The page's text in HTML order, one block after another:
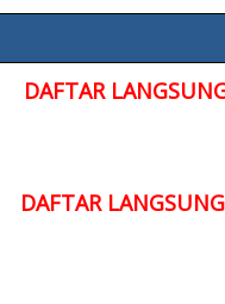
DAFTAR
DAFTAR